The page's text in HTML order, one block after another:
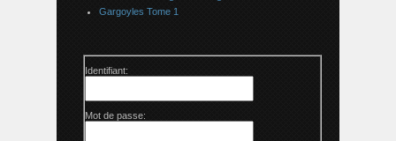
Gargoyles Tome 1
Identifiant:
Mot de passe: